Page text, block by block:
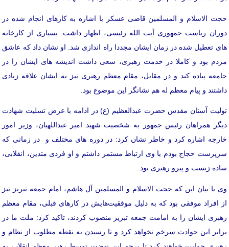
حجت الاسلام و المسلمین قاضی عسکر با اشاره به کارهای انجام شده در
دوران ریاست جمهوری آیت الله رئیسی، اظهار داشت: بسیاری از کارخانه
های تعطیل شده در زمان ایشان مجددا راه اندازی شد. او نشان داد که عاشق
مردم بود و کاملا در خدمت رهبری، سعی داشت اندیشه های ایشان را در
جامعه پیاده کند و در مقابل، مقام معظم رهبری نیز به ایشان علاقه زیادی
داشتند و پیام معظم له هم نشانگر این موضوع بود.
تولیت آستان مقدس حضرت عبدالعظیم (ع) در ادامه با عرض تسلیت شهادت
دیگر همراهان رئیس جمهور به شخصیت شهید امیر عبداللهیان، وزیر امور
خارجه اشاره کرد و خاطر نشان کرد: در دوره های مختلف و در زمانی که
سرپرست حجاج بودم با وی ارتباط مستمر داشتم و او فردی متدین، انقلابی،
ساده زیست و پیرو رهبری بود.
وی با بیان این که حجت الاسلام و المسلمین آل هاشم، امام جمعه تبریز نیز
از افراد موفقی بود که به دلیل موفقیت‌هایش در کارهای قبلی، مقام معظم
رهبری ایشان را به امامت جمعه تبریز منصوب کردند، تاکید کرد: ملت ما در
برابر این حوادث سرخم نخواهد کرد و تا رسیدن به نقطه مطلوب از نظام و